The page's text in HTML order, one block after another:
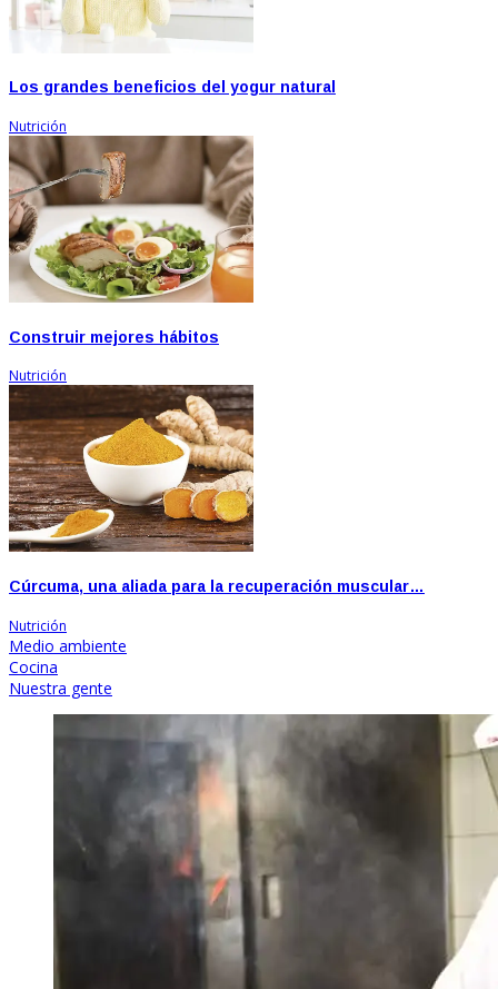
Los grandes beneficios del yogur natural
Nutrición
Construir mejores hábitos
Nutrición
Cúrcuma, una aliada para la recuperación muscular…
Nutrición
Medio ambiente
Cocina
Nuestra gente